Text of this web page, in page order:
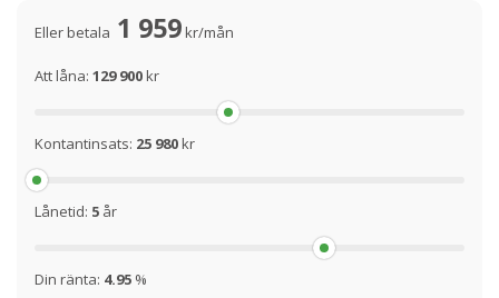
Eller betala 1 959kr/mån
Att låna: 129 900kr
Kontantinsats: 25 980kr
Lånetid: 5 år
Din ränta: 4.95 %